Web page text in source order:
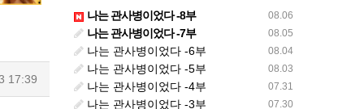
17:39
08.06
나는 관사병이었다 -8부
08.05
나는 관사병이었다 -7부
08.04
나는 관사병이었다 -6부
08.03
나는 관사병이었다 -5부
07.31
나는 관사병이었다 -4부
07.30
나는 관사병이었다 -3부